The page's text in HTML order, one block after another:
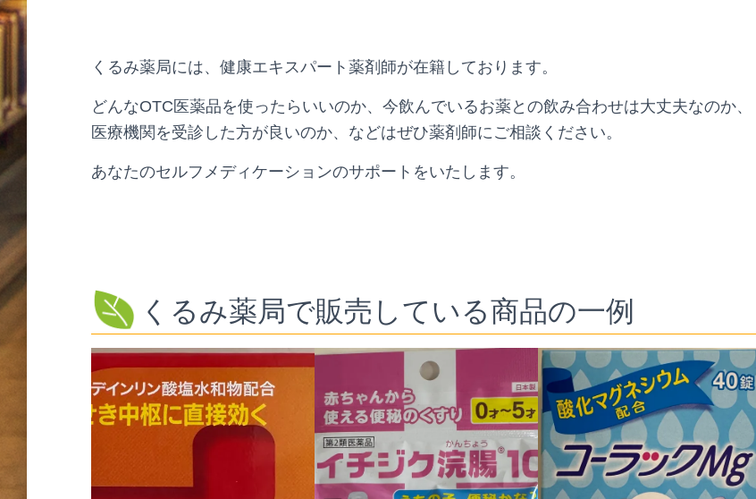
くるみ薬局には、健康エキスパート薬剤師が在籍しております。
どんなOTC医薬品を使ったらいいのか、今飲んでいるお薬との飲み合わせは大丈夫なのか、
医療機関を受診した方が良いのか、などはぜひ薬剤師にご相談ください。
あなたのセルフメディケーションのサポートをいたします。
くるみ薬局で販売している商品の一例